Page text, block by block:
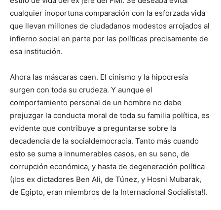
cualquier inoportuna comparación con la esforzada vida
que llevan millones de ciudadanos modestos arrojados al
infierno social en parte por las políticas precisamente de
esa institución.
Ahora las máscaras caen. El cinismo y la hipocresía
surgen con toda su crudeza. Y aunque el
comportamiento personal de un hombre no debe
prejuzgar la conducta moral de toda su familia política, es
evidente que contribuye a preguntarse sobre la
decadencia de la socialdemocracia. Tanto más cuando
esto se suma a innumerables casos, en su seno, de
corrupción económica, y hasta de degeneración política
(¡los ex dictadores Ben Ali, de Túnez, y Hosni Mubarak,
de Egipto, eran miembros de la Internacional Socialista!).